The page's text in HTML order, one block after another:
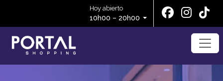
Hoy abierto
10h00 – 20h00